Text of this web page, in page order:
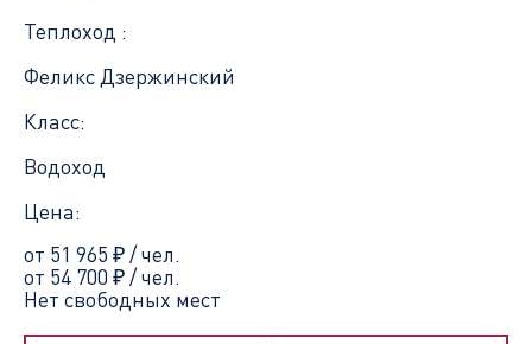
Теплоход :
Феликс Дзержинский
Класс:
Водоход
Цена:
от 51 965 ₽/ чел.
от 54 700 ₽/ чел.
Нет свободных мест